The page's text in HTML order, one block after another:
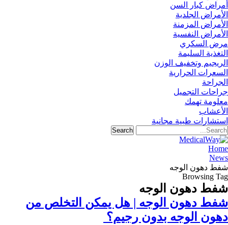
أمراض كبار السن
الأمراض الجلدية
الأمراض المزمنة
الأمراض النفسية
مرض السكري
التغذية السليمة
الريجيم وتخفيف الوزن
السعرات الحرارية
الجراحة
جراحات التجميل
معلومة تهمك
الأعشاب
استشارات طبية مجانية
Home
News
شفط دهون الوجه
Browsing Tag
شفط دهون الوجه
شفط دهون الوجه | هل يمكن التخلص من
دهون الوجه بدون رجيم؟